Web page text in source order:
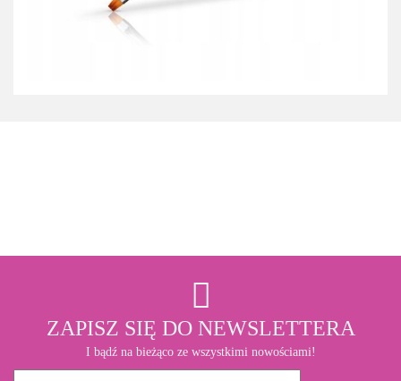
ZAPISZ SIĘ DO NEWSLETTERA
I bądź na bieżąco ze wszystkimi nowościami!